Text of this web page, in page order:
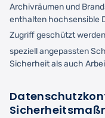
Archivräumen und
enthalten hochsensible
Zugriff geschützt
speziell angepassten
Sicherheit als auch